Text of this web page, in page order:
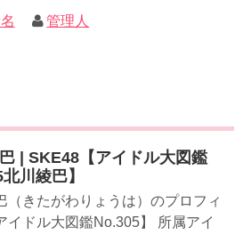
管理人
| SKE48【アイドル大図鑑
川綾巴】
（きたがわりょうは）のプロフィ
イドル大図鑑No.305】 所属アイ